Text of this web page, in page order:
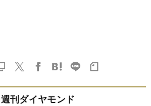
週刊ダイヤモンド